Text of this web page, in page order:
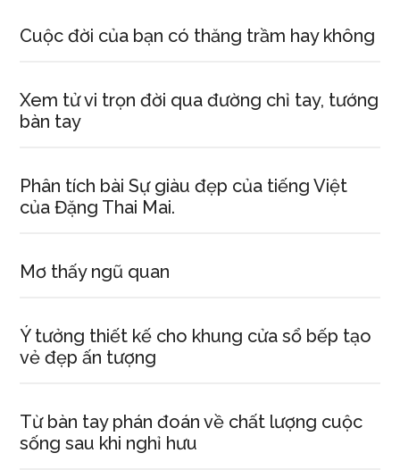
Cuộc đời của bạn có thăng trầm hay không
Xem tử vi trọn đời qua đường chỉ tay, tướng
bàn tay
Phân tích bài Sự giàu đẹp của tiếng Việt
của Đặng Thai Mai.
Mơ thấy ngũ quan
Ý tưởng thiết kế cho khung cửa sổ bếp tạo
vẻ đẹp ấn tượng
Từ bàn tay phán đoán về chất lượng cuộc
sống sau khi nghỉ hưu